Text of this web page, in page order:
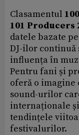
Clasamentul
101 Producers
datele bazate
DJ-ilor continuă
influența în
Pentru fani și
oferă o imagine
sound-urilor
internaționale
tendințele
festivalurilor.